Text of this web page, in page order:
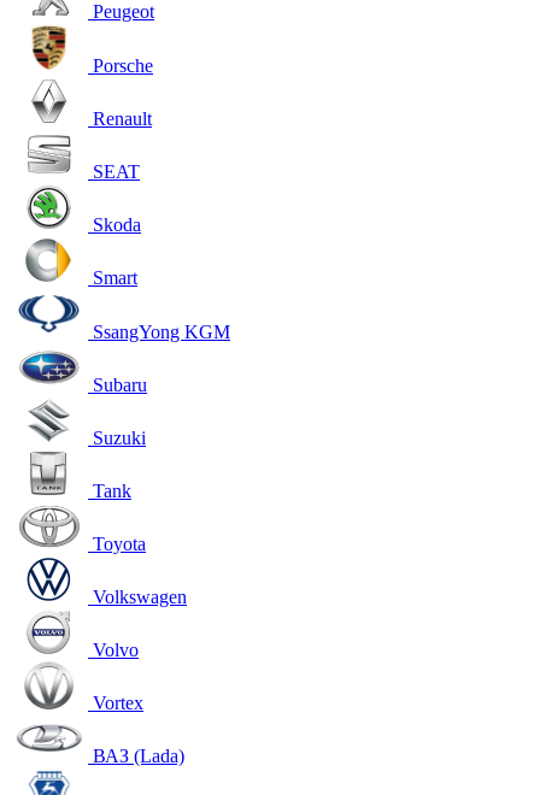
Peugeot
Porsche
Renault
SEAT
Skoda
Smart
SsangYong KGM
Subaru
Suzuki
Tank
Toyota
Volkswagen
Volvo
Vortex
ВАЗ (Lada)